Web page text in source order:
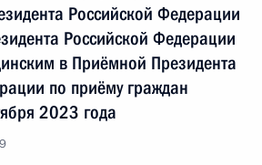
Российской Федерации
Российской Федерации
в Приёмной Президента
по приёму граждан
2023 года